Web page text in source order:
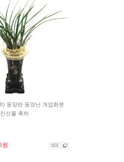
동양란 동양난 개업화분
선물 축하
원